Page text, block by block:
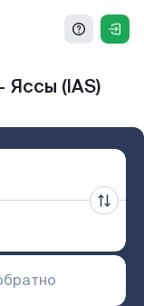
Яссы (IAS)